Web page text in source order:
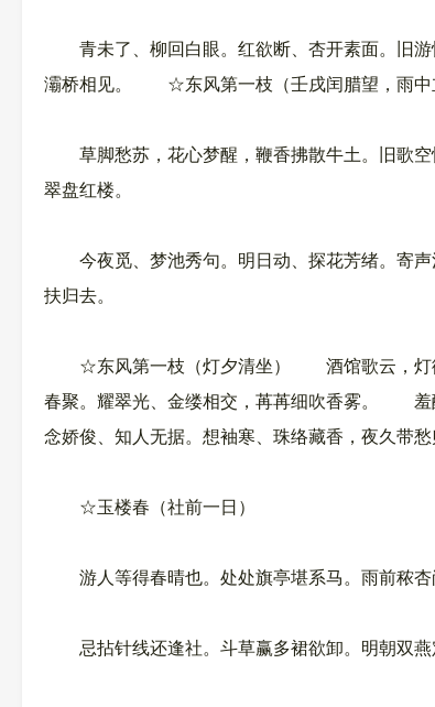
青未了、柳回白眼。红欲断、杏开素面。旧游
灞桥相见。 ☆东风第一枝（壬戌闰腊望，雨中
草脚愁苏，花心梦醒，鞭香拂散牛土。旧歌空
翠盘红楼。
今夜觅、梦池秀句。明日动、探花芳绪。寄声
扶归去。
☆东风第一枝（灯夕清坐） 酒馆歌云，灯街
春聚。耀翠光、金缕相交，苒苒细吹香雾。 羞
念娇俊、知人无据。想袖寒、珠络藏香，夜久带愁
☆玉楼春（社前一日）
游人等得春晴也。处处旗亭堪系马。雨前秾杏
忌拈针线还逢社。斗草赢多裙欲卸。明朝双燕